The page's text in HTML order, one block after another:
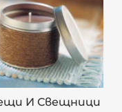
И Свещници